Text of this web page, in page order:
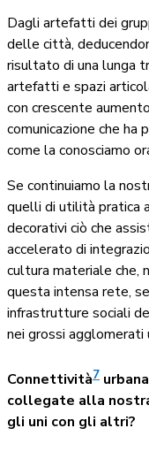
Dagli artefatti dei
delle città,
risultato di una lunga
artefatti e spazi
con crescente
comunicazione che ha
come la conosciamo
Se continuiamo la
quelli di utilità pratica
decorativi ciò che
accelerato di
cultura materiale che,
questa intensa rete,
infrastrutture sociali
nei grossi agglomerati
Connettività7
collegate alla
gli uni con gli altri?